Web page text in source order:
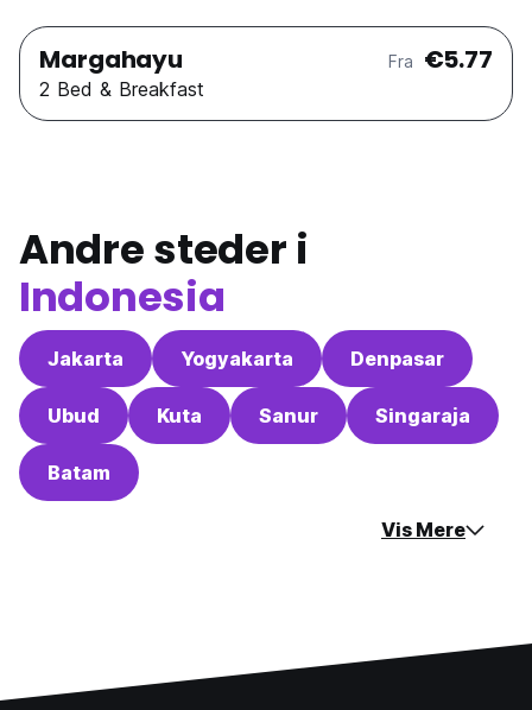
Margahayu Fra €5.77
2 Bed & Breakfast
Andre steder i
Indonesia
Jakarta Yogyakarta Denpasar
Ubud Kuta Sanur Singaraja
Batam
Vis Mere